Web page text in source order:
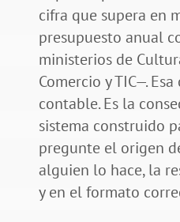
cifra que supera en
presupuesto anual
ministerios de
Comercio y TIC—.
contable. Es la
sistema construido
pregunte el origen
alguien lo hace, la
y en el formato